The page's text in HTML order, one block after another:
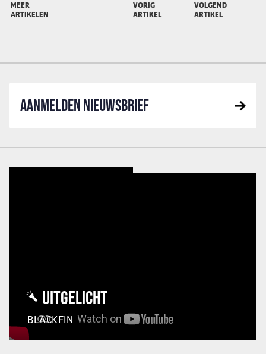
MEER
ARTIKELEN
VORIG
ARTIKEL
VOLGEND
ARTIKEL
AANMELDEN NIEUWSBRIEF
UITGELICHT
BLACKFIN